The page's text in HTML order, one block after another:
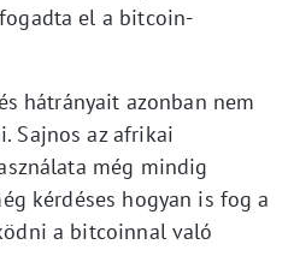
el a bitcoin-
hátrányait azonban nem
Sajnos az afrikai
még mindig
kérdéses hogyan is fog a
a bitcoinnal való